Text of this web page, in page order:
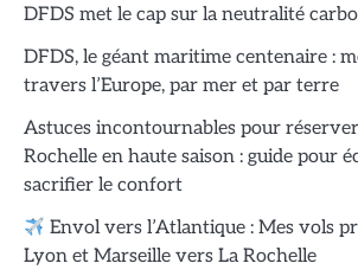
DFDS met le cap sur la neutralité
DFDS, le géant maritime centenaire :
travers l’Europe, par mer et par terre
Astuces incontournables pour
Rochelle en haute saison : guide pour
sacrifier le confort
Envol vers l’Atlantique : Mes vols
Lyon et Marseille vers La Rochelle